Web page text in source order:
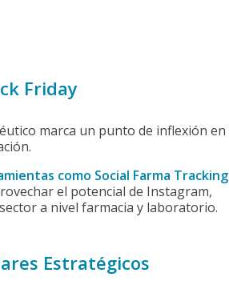
Friday
marca un punto de inflexión en
como Social Farma Tracking
el potencial de Instagram,
a nivel farmacia y laboratorio.
Estratégicos